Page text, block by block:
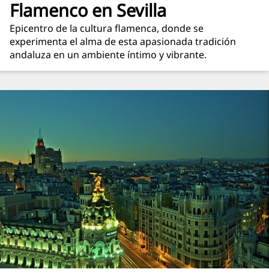
Flamenco en Sevilla
Epicentro de la cultura flamenca, donde se
experimenta el alma de esta apasionada tradición
andaluza en un ambiente íntimo y vibrante.